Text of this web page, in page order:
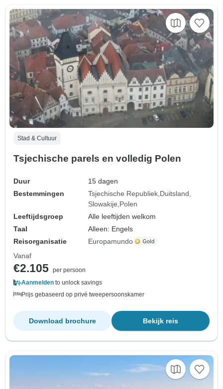
Stad & Cultuur
Tsjechische parels en volledig Polen
Duur
15 dagen
Bestemmingen
Tsjechische Republiek Duitsland
Slowakije Polen
Leeftijdsgroep
Alle leeftijden welkom
Taal
Alleen: Engels
Reisorganisatie
Europamundo
Vanaf
€2.105 per persoon
Aanmelden to unlock savings
Prijs gebaseerd op privé tweepersoonskamer
Bekijk reis
Download brochure